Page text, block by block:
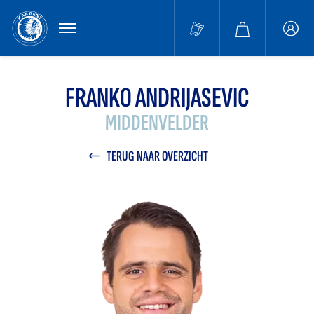
MENU
FRANKO ANDRIJASEVIC
MIDDENVELDER
TERUG NAAR OVERZICHT